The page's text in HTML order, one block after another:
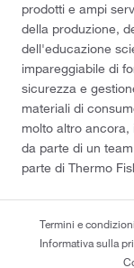
prodotti e ampi
della produzione,
dell'educazione
impareggiabile di
sicurezza e
materiali di
molto altro
da parte di un
parte di Thermo
Termini e
Informativa sulla